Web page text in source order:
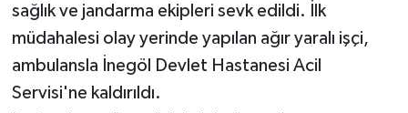
sağlık ve jandarma ekipleri sevk edildi. İlk
müdahalesi olay yerinde yapılan ağır yaralı işçi,
ambulansla İnegöl Devlet Hastanesi Acil
Servisi'ne kaldırıldı.